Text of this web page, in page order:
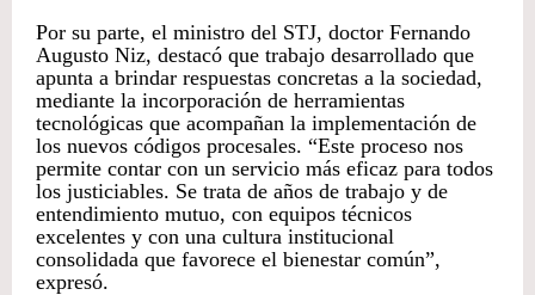
Por su parte, el ministro del STJ, doctor Fernando
Augusto Niz, destacó que trabajo desarrollado que
apunta a brindar respuestas concretas a la sociedad,
mediante la incorporación de herramientas
tecnológicas que acompañan la implementación de
los nuevos códigos procesales. “Este proceso nos
permite contar con un servicio más eficaz para todos
los justiciables. Se trata de años de trabajo y de
entendimiento mutuo, con equipos técnicos
excelentes y con una cultura institucional
consolidada que favorece el bienestar común”,
expresó.